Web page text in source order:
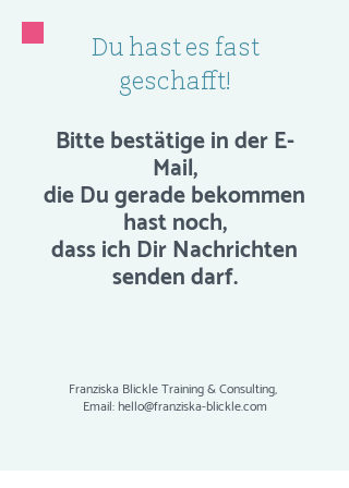
Du hast es fast
geschafft!
Bitte bestätige in der E-
Mail,
die Du gerade bekommen
hast noch,
dass ich Dir Nachrichten
senden darf.
Franziska Blickle Training & Consulting,
Email: hello@franziska-blickle.com